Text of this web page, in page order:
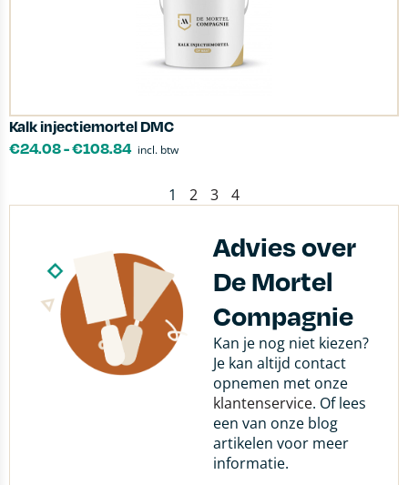
Kalk injectiemortel DMC
€24.08-€108.84 incl. btw
1 2 3 4
Advies over
De Mortel
Compagnie
Kan je nog niet kiezen?
Je kan altijd contact
opnemen met onze
klantenservice. Of lees
een van onze blog
artikelen voor meer
informatie.